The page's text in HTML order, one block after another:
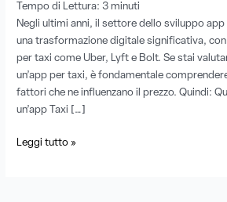
Tempo di Lettura:3 minuti
Negli ultimi anni, il settore dello sviluppo
una trasformazione digitale significativa, con
per taxi come Uber, Lyft e Bolt. Se stai
un’app per taxi, è fondamentale
fattori che ne influenzano il prezzo. Quindi:
un’app Taxi […]
Leggi tutto »